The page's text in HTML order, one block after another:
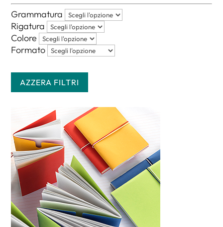
Grammatura
Rigatura
Colore
Formato
AZZERA FILTRI